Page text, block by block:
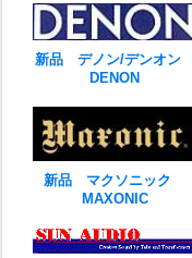
新品 デノン/デンオン
DENON
新品 マクソニック
MAXONIC